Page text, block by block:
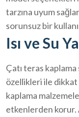
tarzına uyum
sorunsuz bir
Isı ve Su
Çatı teras kaplama
özellikleri ile
kaplama
etkenlerden korur.